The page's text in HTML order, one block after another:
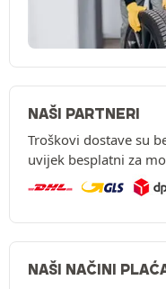
NAŠI PARTNERI
Troškovi dostave su
uvijek besplatni za
NAŠI NAČINI